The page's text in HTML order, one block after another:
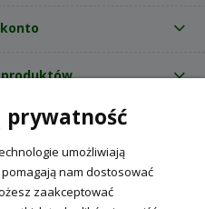
nasionami RajOgrodnika.pl
| Czarnca, ul. Tęczowa 31, 29-100
prywatność
umożliwiają
nam dostosować
zaakceptować